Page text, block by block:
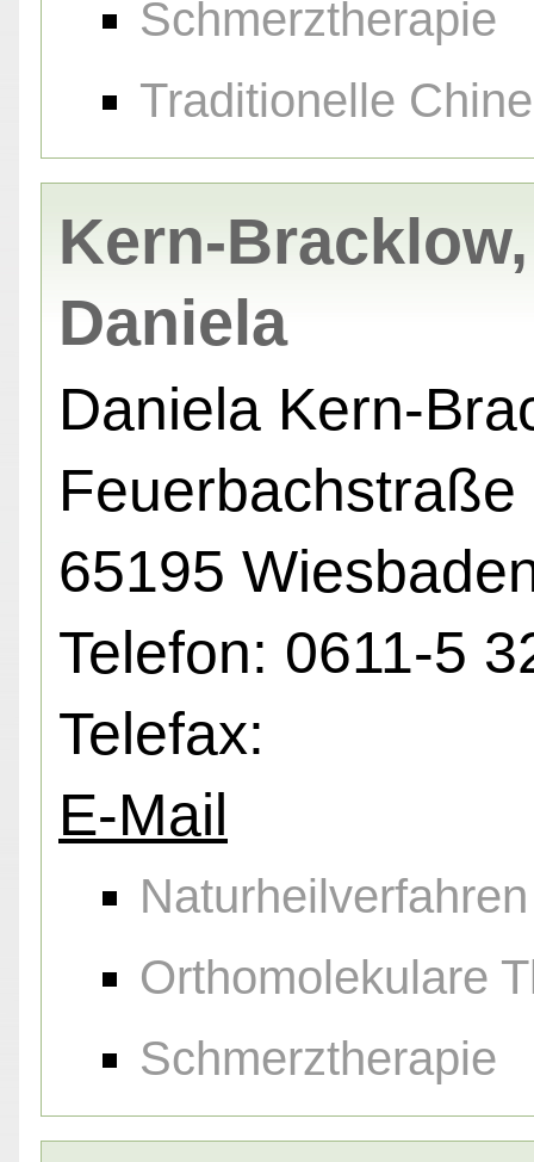
Schmerztherapie
Traditionelle
Kern-Bracklow,
Daniela
Daniela Kern-
Feuerbachstraße
65195
Telefon: 0611-5
Telefax:
E-Mail
Naturheilverfahren
Orthomolekulare
Schmerztherapie